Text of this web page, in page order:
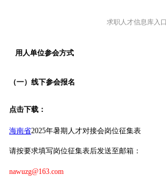
求职人才信息库入口
用人单位参会方式
（一）线下参会报名
点击下载：
海南省2025年暑期人才对接会岗位征集表
请按要求填写岗位征集表后发送至邮箱：
nawuzg@163.com